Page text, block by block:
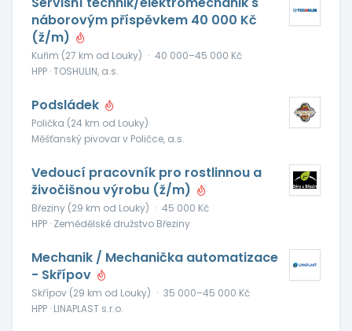
náborovým příspěvkem 40 000 Kč
(ž/m)
Kuřim (27 km od Louky) · 40 000–45 000 Kč
HPP · TOSHULIN, a.s.
Podsládek
Polička (24 km od Louky)
Měšťanský pivovar v Poličce, a.s.
Vedoucí pracovník pro rostlinnou a
živočišnou výrobu (ž/m)
Březiny (29 km od Louky) · 45 000 Kč
HPP · Zemědělské družstvo Březiny
Mechanik / Mechanička automatizace
- Skřípov
Skřípov (29 km od Louky) · 35 000–45 000 Kč
HPP · LINAPLAST s.r.o.